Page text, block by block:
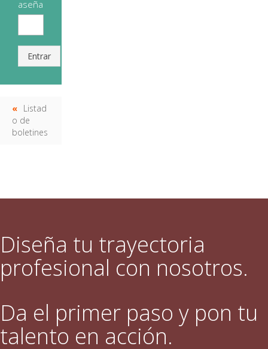
aseña
Entrar
Listad
o de
boletines
Diseña tu trayectoria
profesional con nosotros.
Da el primer paso y pon tu
talento en acción.